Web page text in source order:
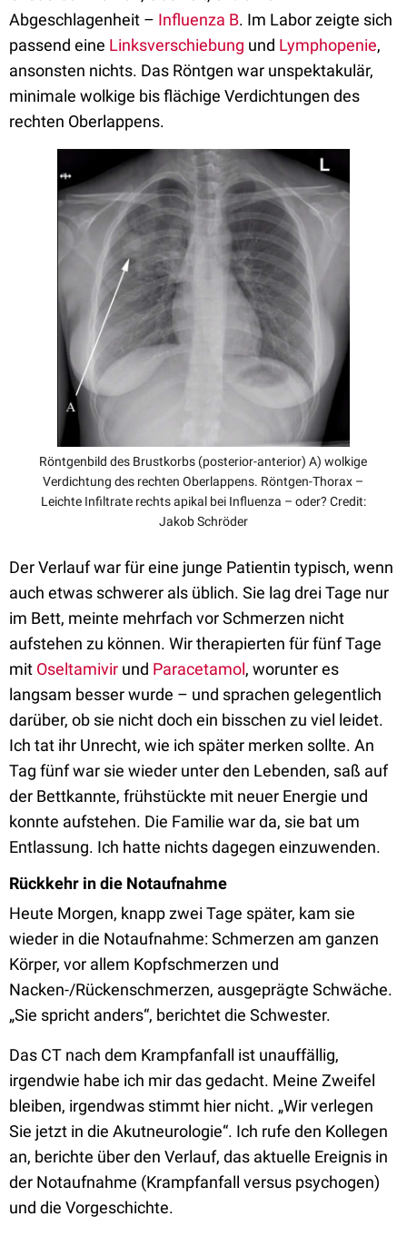
Abgeschlagenheit – Influenza B. Im Labor zeigte sich
passend eine Linksverschiebung und Lymphopenie,
ansonsten nichts. Das Röntgen war unspektakulär,
minimale wolkige bis flächige Verdichtungen des
rechten Oberlappens.
Röntgenbild des Brustkorbs (posterior-anterior) A) wolkige
Verdichtung des rechten Oberlappens. Röntgen-Thorax –
Leichte Infiltrate rechts apikal bei Influenza – oder? Credit:
Jakob Schröder
Der Verlauf war für eine junge Patientin typisch, wenn
auch etwas schwerer als üblich. Sie lag drei Tage nur
im Bett, meinte mehrfach vor Schmerzen nicht
aufstehen zu können. Wir therapierten für fünf Tage
mit Oseltamivir und Paracetamol, worunter es
langsam besser wurde – und sprachen gelegentlich
darüber, ob sie nicht doch ein bisschen zu viel leidet.
Ich tat ihr Unrecht, wie ich später merken sollte. An
Tag fünf war sie wieder unter den Lebenden, saß auf
der Bettkannte, frühstückte mit neuer Energie und
konnte aufstehen. Die Familie war da, sie bat um
Entlassung. Ich hatte nichts dagegen einzuwenden.
Rückkehr in die Notaufnahme
Heute Morgen, knapp zwei Tage später, kam sie
wieder in die Notaufnahme: Schmerzen am ganzen
Körper, vor allem Kopfschmerzen und
Nacken-/Rückenschmerzen, ausgeprägte Schwäche.
„Sie spricht anders“, berichtet die Schwester.
Das CT nach dem Krampfanfall ist unauffällig,
irgendwie habe ich mir das gedacht. Meine Zweifel
bleiben, irgendwas stimmt hier nicht. „Wir verlegen
Sie jetzt in die Akutneurologie“. Ich rufe den Kollegen
an, berichte über den Verlauf, das aktuelle Ereignis in
der Notaufnahme (Krampfanfall versus psychogen)
und die Vorgeschichte.